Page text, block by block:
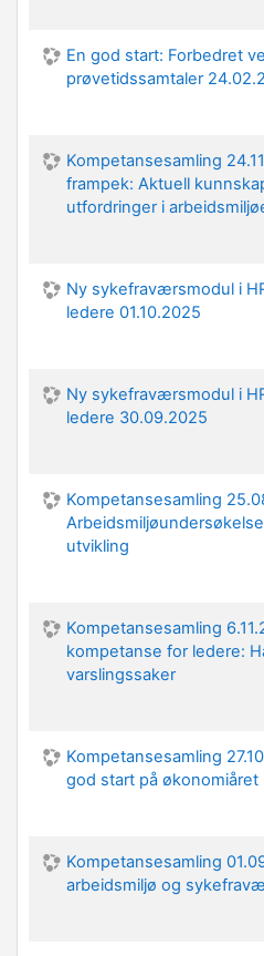
En god start: Forbedret
prøvetidssamtaler
Kompetansesamling
frampek: Aktuell
utfordringer i
Ny sykefraværsmodul i
ledere 01.10.2025
Ny sykefraværsmodul i
ledere 30.09.2025
Kompetansesamling
utvikling
Kompetansesamling
kompetanse for ledere:
varslingssaker
Kompetansesamling
god start på økonomiåret
Kompetansesamling
arbeidsmiljø og